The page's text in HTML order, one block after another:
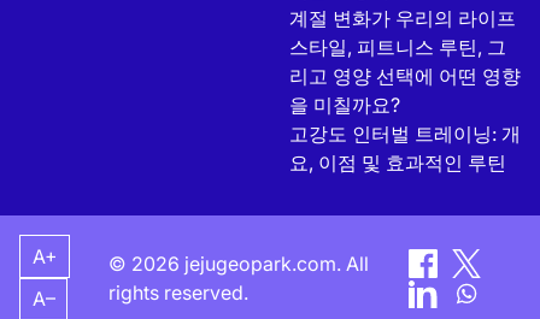
계절 변화가 우리의 라이프
스타일, 피트니스 루틴, 그
리고 영양 선택에 어떤 영향
을 미칠까요?
고강도 인터벌 트레이닝: 개
요, 이점 및 효과적인 루틴
A+
A–
© 2026 jejugeopark.com. All
rights reserved.